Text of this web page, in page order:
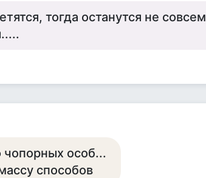
тогда останутся не совсем
чопорных особ...
способов